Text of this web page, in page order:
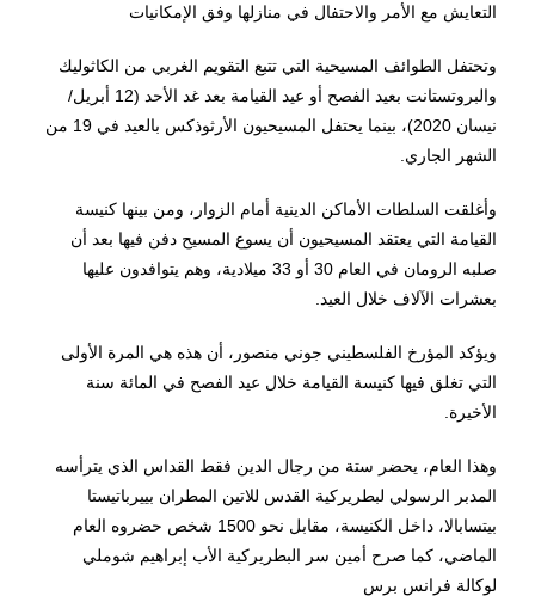
التعايش مع الأمر والاحتفال في منازلها وفق الإمكانيات
وتحتفل الطوائف المسيحية التي تتبع التقويم الغربي من الكاثوليك
والبروتستانت بعيد الفصح أو عيد القيامة بعد غد الأحد (12 أبريل/
نيسان 2020)، بينما يحتفل المسيحيون الأرثوذكس بالعيد في 19 من
الشهر الجاري.
وأغلقت السلطات الأماكن الدينية أمام الزوار، ومن بينها كنيسة
القيامة التي يعتقد المسيحيون أن يسوع المسيح دفن فيها بعد أن
صلبه الرومان في العام 30 أو 33 ميلادية، وهم يتوافدون عليها
بعشرات الآلاف خلال العيد.
ويؤكد المؤرخ الفلسطيني جوني منصور، أن هذه هي المرة الأولى
التي تغلق فيها كنيسة القيامة خلال عيد الفصح في المائة سنة
الأخيرة.
وهذا العام، يحضر ستة من رجال الدين فقط القداس الذي يترأسه
المدبر الرسولي لبطريركية القدس للاتين المطران بييرباتيستا
بيتسابالا، داخل الكنيسة، مقابل نحو 1500 شخص حضروه العام
الماضي، كما صرح أمين سر البطريركية الأب إبراهيم شوملي
لوكالة فرانس برس